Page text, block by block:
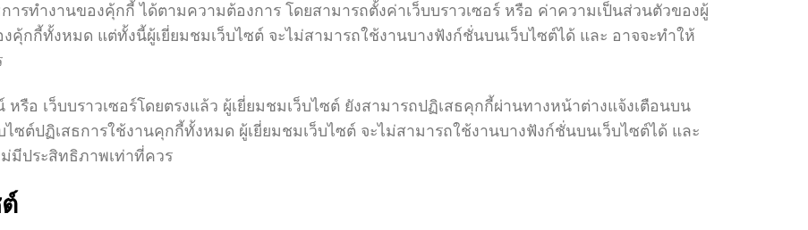
ารทำงานของคุ้กกี้ ได้ตามความต้องการ โดยสามารถตั้งค่าเว็บบราวเซอร์ หรือ ค่าความเป็นส่วนตัวของผู้
คุ้กกี้ทั้งหมด แต่ทั้งนี้ผู้เยี่ยมชมเว็บไซต์ จะไม่สามารถใช้งานบางฟังก์ชั่นบนเว็บไซต์ได้ และ อาจจะทำให้
อ เว็บบราวเซอร์โดยตรงแล้ว ผู้เยี่ยมชมเว็บไซต์ ยังสามารถปฏิเสธคุกกี้ผ่านทางหน้าต่างแจ้งเตือนบน
ซต์ปฏิเสธการใช้งานคุกกี้ทั้งหมด ผู้เยี่ยมชมเว็บไซต์ จะไม่สามารถใช้งานบางฟังก์ชั่นบนเว็บไซต์ได้ และ
มีประสิทธิภาพเท่าที่ควร